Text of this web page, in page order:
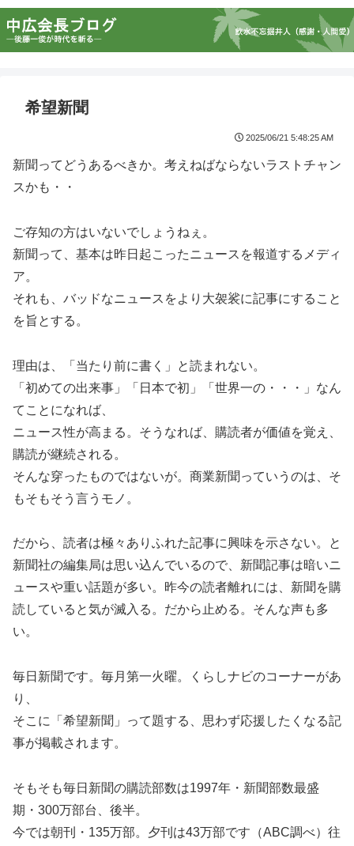
希望新聞
2025/06/21 5:48:25 AM
新聞ってどうあるべきか。考えねばならないラストチャン
スかも・・
ご存知の方はいないでしょうねぇ。
新聞って、基本は昨日起こったニュースを報道するメディ
ア。
それも、バッドなニュースをより大袈裟に記事にすること
を旨とする。
理由は、「当たり前に書く」と読まれない。
「初めての出来事」「日本で初」「世界一の・・・」なん
てことになれば、
ニュース性が高まる。そうなれば、購読者が価値を覚え、
購読が継続される。
そんな穿ったものではないが。商業新聞っていうのは、そ
もそもそう言うモノ。
だから、読者は極々ありふれた記事に興味を示さない。と
新聞社の編集局は思い込んでいるので、新聞記事は暗いニ
ュースや重い話題が多い。昨今の読者離れには、新聞を購
読していると気が滅入る。だから止める。そんな声も多
い。
毎日新聞です。毎月第一火曜。くらしナビのコーナーがあ
り、
そこに「希望新聞」って題する、思わず応援したくなる記
事が掲載されます。
そもそも毎日新聞の購読部数は1997年・新聞部数最盛
期・300万部台、後半。
今では朝刊・135万部。夕刊は43万部です（ABC調べ）往